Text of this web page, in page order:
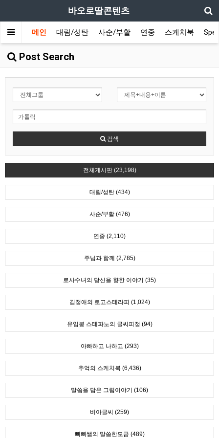
바오로딸콘텐츠
메인 대림/성탄 사순/부활 연중 스케치북
Post Search
검색
전체게시판 (23,198)
대림/성탄 (434)
사순/부활 (476)
연중 (2,110)
주님과 함께 (2,785)
로사수녀의 당신을 향한 이야기 (35)
김정애의 로고스테라피 (1,024)
유임봉 스테파노의 글씨피정 (94)
아빠하고 나하고 (293)
추억의 스케치북 (6,436)
말씀을 담은 그림이야기 (106)
비아글씨 (259)
삐삐쌤의 말씀한모금 (489)